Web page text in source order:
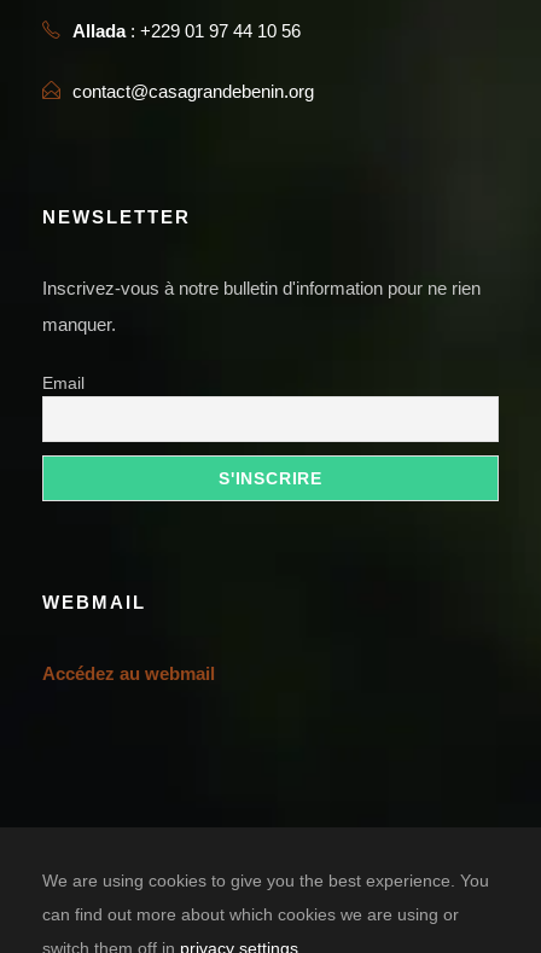
Allada: +229 01 97 44 10 56
contact@casagrandebenin.org
NEWSLETTER
Inscrivez-vous à notre bulletin d'information pour ne rien
manquer.
Email
WEBMAIL
Accédez au webmail
We are using cookies to give you the best experience. You
can find out more about which cookies we are using or
switch them off in privacy settings